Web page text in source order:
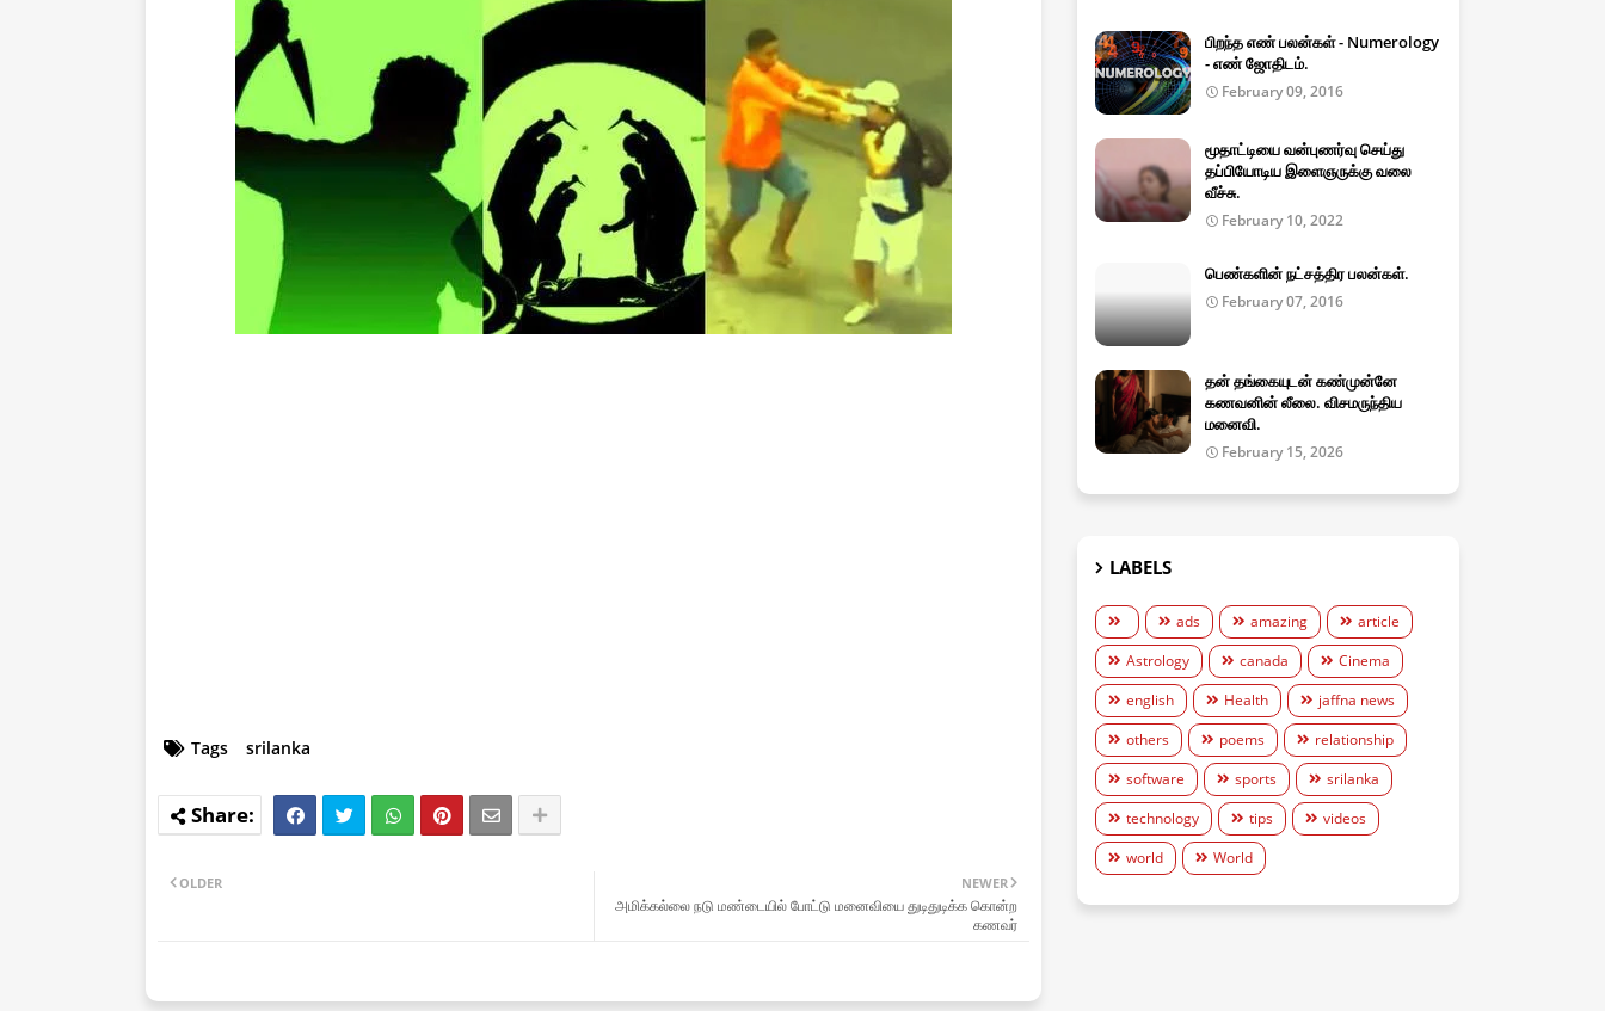
Tags srilanka
NEWER
அமிக்கல்லை நடு மண்டையில் போட்டு மனைவியை துடிதுடிக்க கொன்ற
கணவர்
OLDER
பிறந்த எண் பலன்கள் - Numerology
- எண் ஜோதிடம்.
February 09, 2016
மூதாட்டியை வன்புணர்வு செய்து
தப்பியோடிய இளைஞருக்கு வலை
வீச்சு.
February 10, 2022
பெண்களின் நட்சத்திர பலன்கள்.
February 07, 2016
தன் தங்கையுடன் கண்முன்னே
கணவனின் லீலை. விசமருந்திய
மனைவி.
February 15, 2026
LABELS
ads amazing
article
Astrology
canada
Cinema
english
Health
jaffna news
others
poems
relationship
software
sports
srilanka
technology
tips
videos
world
World